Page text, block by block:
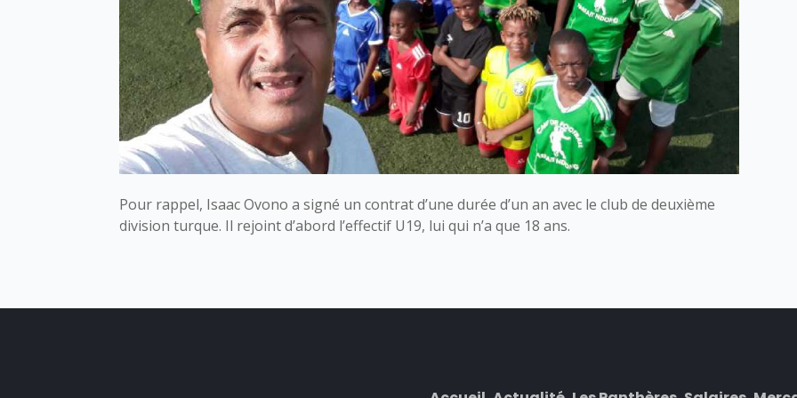
Pour rappel, Isaac Ovono a signé un contrat d’une durée d’un an avec le club de deuxième
division turque. Il rejoint d’abord l’effectif U19, lui qui n’a que 18 ans.